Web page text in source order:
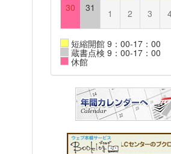
30 31 1 2 3
短縮開館 9：00-17：00
蔵書点検 9：00-17：00
休館